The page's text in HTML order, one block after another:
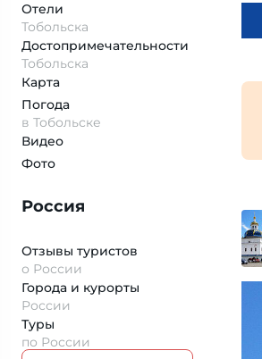
Отели
Тобольска
Достопримеча­тельности
Тобольска
Карта
Погода
в Тобольске
Видео
Фото
Россия
Отзывы туристов
о России
Города и курорты
России
Туры
по России